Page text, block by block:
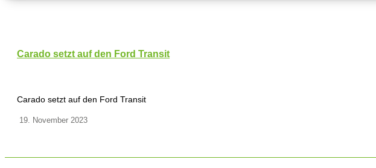
Carado setzt auf den Ford Transit
Carado setzt auf den Ford Transit
19. November 2023